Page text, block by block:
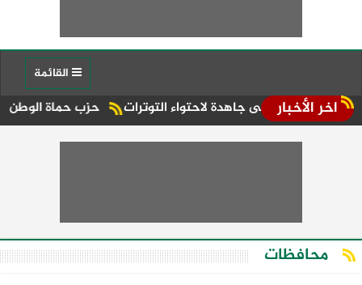
اخر الأخبار حزب حماة الوطن بكفر الشيخ جاهدة لاحتواء التوترات
محافظات